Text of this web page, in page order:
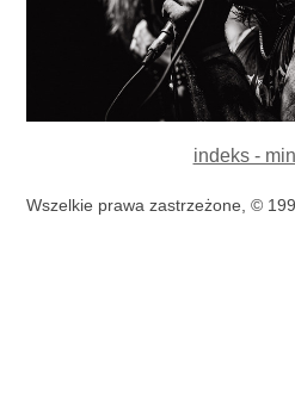
indeks -
Wszelkie prawa zastrzeżone, ©